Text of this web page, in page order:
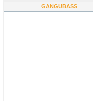
GANGUBASS